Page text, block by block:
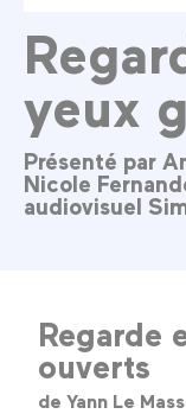
yeux
Présenté par
Nicole
audiovisuel
Regarde
ouverts
de Yann Le